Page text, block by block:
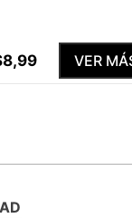
8,99 VER